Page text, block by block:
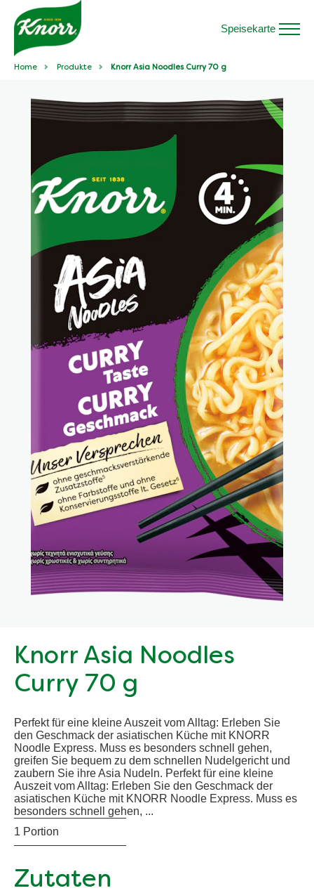
Speisekarte
Home Produkte Knorr Asia Noodles Curry 70 g
Knorr Asia Noodles
Curry 70 g
Perfekt für eine kleine Auszeit vom Alltag: Erleben Sie
den Geschmack der asiatischen Küche mit KNORR
Noodle Express. Muss es besonders schnell gehen,
greifen Sie bequem zu dem schnellen Nudelgericht und
zaubern Sie ihre Asia Nudeln. Perfekt für eine kleine
Auszeit vom Alltag: Erleben Sie den Geschmack der
asiatischen Küche mit KNORR Noodle Express. Muss es
besonders schnell gehen, ...
1 Portion
Zutaten